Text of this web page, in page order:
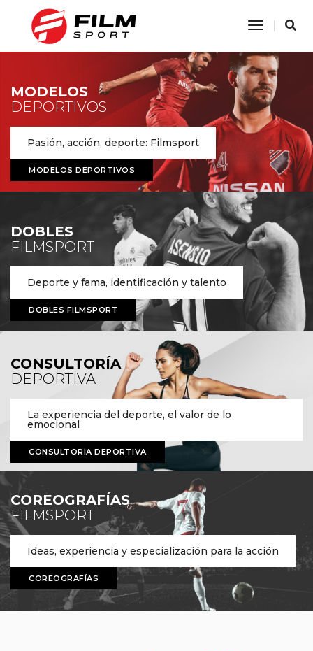
Toggle
MODELOS
DEPORTIVOS
Pasión, acción, deporte: Filmsport
MODELOS DEPORTIVOS
DOBLES
FILMSPORT
Deporte y fama, identificación y talento
DOBLES FILMSPORT
CONSULTORÍA
DEPORTIVA
La experiencia del deporte, el valor de lo
emocional
CONSULTORÍA DEPORTIVA
COREOGRAFÍAS
FILMSPORT
Ideas, experiencia y especialización para la acción
COREOGRAFÍAS